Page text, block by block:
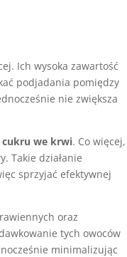
Ich wysoka zawartość
podjadania pomiędzy
nie zwiększa
cukru we krwi. Co więcej,
Takie działanie
sprzyjać efektywnej
oraz
tych owoców
minimalizując